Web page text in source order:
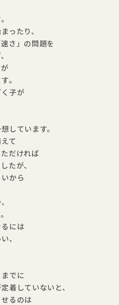
ったり、
さ」の問題を
。
子が
しています。
て
ただければ
たが、
から
には
、
までに
着していないと、
るのは